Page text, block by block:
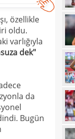
özellikle
oldu.
varlığıyla
dek"
da
Bugün
gitti